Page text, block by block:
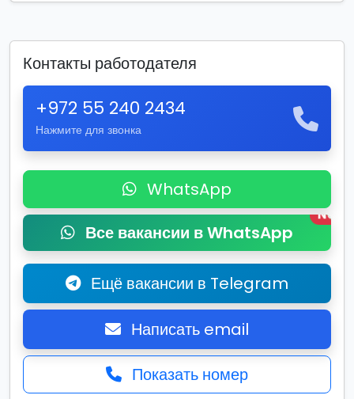
Контакты работодателя
+972 55 240 2434
Нажмите для звонка
WhatsApp
Все вакансии в WhatsApp
New
Ещё вакансии в Telegram
Написать email
Показать номер